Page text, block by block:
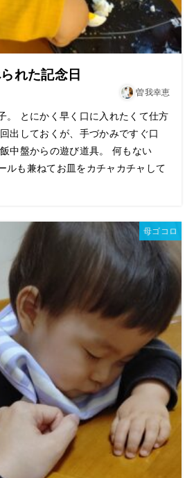
れた記念日
曽我幸恵
。 とにかく早く口に入れたくて仕方
出しておくが、手づかみですぐ口
中盤からの遊び道具。 何もない
ルも兼ねてお皿をカチャカチャして
母ゴコロ